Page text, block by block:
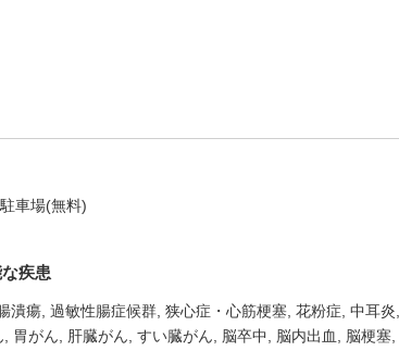
駐車場(無料)
疾患
潰瘍 過敏性腸症候群 狭心症・心筋梗塞 花粉症 中耳炎
胃がん 肝臓がん すい臓がん 脳卒中 脳内出血 脳梗塞